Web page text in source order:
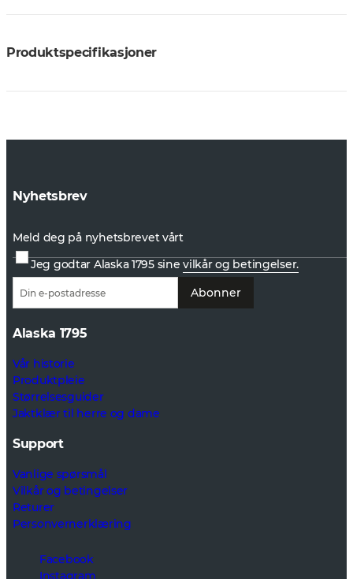
Produktspecifikasjoner
Nyhetsbrev
Meld deg på nyhetsbrevet vårt
Jeg godtar Alaska 1795 sinevilkår og betingelser.
Abonner
Alaska 1795
Vår historie
Produktpleie
Størrelsesguider
Jaktklær til herre og dame
Support
Vanlige spørsmål
Vilkår og betingelser
Returer
Personvernerklæring
Facebook
Instagram